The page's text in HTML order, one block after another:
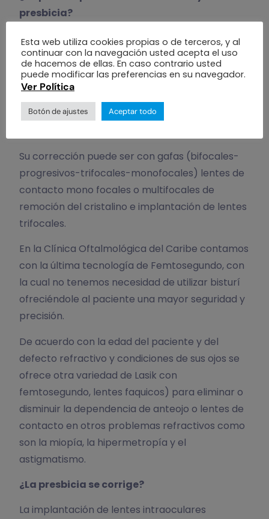
presbicia?
Actualmente esto no se puede lograr, ni
prevenir, ni detener, es una progresión normal
relacionada con la edad del paciente.
¿Cómo se corrige la presbicia?
Su corrección puede ser con gafas (bifocales-
progresivos-trifocales-monofocales) lentes de
contacto mono focales o multifocales de
remoción del cristalino e implantación de lentes
trifocales.
En la Clínica Oftalmológica del Caribe contamos
con la última tecnología de Femtosegundo, con
la cual no tenemos necesidad de utilizar bisturí
ofreciéndole al paciente una mayor seguridad y
precisión.
De acuerdo con la edad del paciente y del
defecto refractivo y condiciones de sus ojos se
ofrece otra variedad de Lasik con
femtosegundo, lentes faquicos) para eliminar o
disminuir la dependencia de anteojo o lentes de
contacto en otros problemas refractivos como
son la miopía, la hipermetropía y el
astigmatismo.
¿La presbicia se corrige?
La implantación de lentes intraoculares
Esta web utiliza cookies propias o de terceros, y al
continuar con la navegación usted acepta el uso
de hacemos de ellas. En caso contrario usted
puede modificar las preferencias en su navegador.
Ver Política
Botón de ajustes Aceptar todo